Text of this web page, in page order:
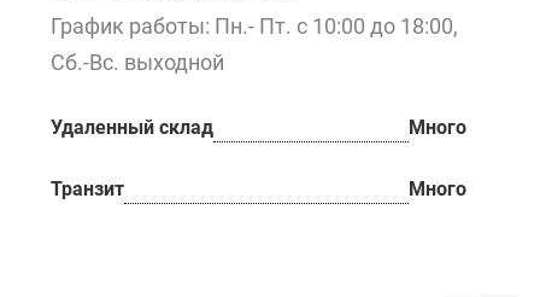
График работы: Пн.- Пт. с 10:00 до 18:00,
Сб.-Вс. выходной
Удаленный склад Много
Транзит Много